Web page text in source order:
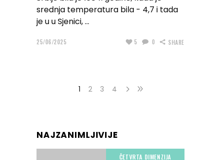
srednja temperatura bila - 4,7 i tada
je u u Sjenici,
25/06/2025 5 0 SHARE
1 2 3 4
NAJZANIMLJIVIJE
ČETVRTA DIMENZIJA